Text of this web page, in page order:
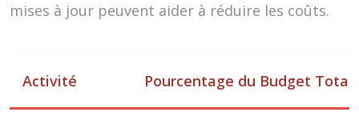
mises à jour peuvent aider à réduire les coûts.
Activité Pourcentage du Budget Total